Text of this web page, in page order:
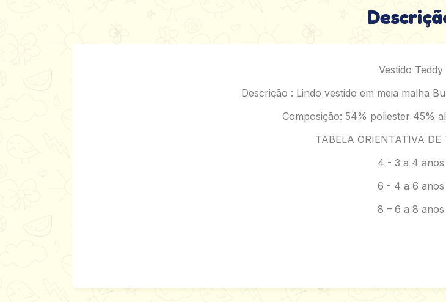
Vestido Teddy
Descrição : Lindo vestido em meia malha
Composição: 54% poliester 45%
TABELA ORIENTATIVA DE
4 - 3 a 4 anos
6 - 4 a 6 anos
8 – 6 a 8 anos